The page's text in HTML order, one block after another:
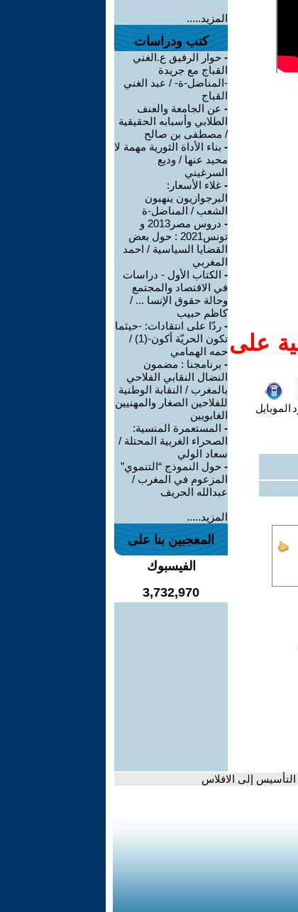
على
الموبايل
المزيد.....
كتب ودراسات
- حوار الرفيق ع.الغني
القباج مع جريدة
-المناضل-ة- / عبد الغني
القباج
- عن الجامعة والعنف
الطلابي وأسبابه الحقيقية
/ مصطفى بن صالح
- بناء الأداة الثورية مهمة لا
محيد عنها / وديع
السرغيني
- غلاء الأسعار:
البرجوازيون ينهبون
الشعب / المناضل-ة
-
دروس مصر2013 و
تونس2021 : حول بعض
القضايا السياسية / احمد
المغربي
- الكتاب الأول - دراسات
في الاقتصاد والمجتمع
وحالة حقوق الإنسا ... /
كاظم حبيب
- ردّا على انتقادات: -حيثما
تكون الحريّة أكون-(1) /
حمه الهمامي
- برنامجنا : مضمون
النضال النقابي الفلاحي
بالمغرب / النقابة الوطنية
للفلاحين الصغار والمهنيين
الغابويين
- المستعمرة المنسية:
الصحراء الغربية المحتلة /
سعاد الولي
- حول النموذج “التنموي”
المزعوم في المغرب /
عبدالله الحريف
المزيد.....
المعجبين بنا على
الفيسبوك
3,732,970
إلى الافلاس